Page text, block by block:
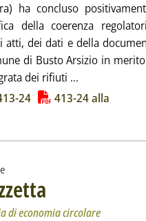
ha concluso
della coerenza
atti, dei dati e della
di Busto Arsizio in
dei rifiuti ...
24 413-24 alla
di economia circolare